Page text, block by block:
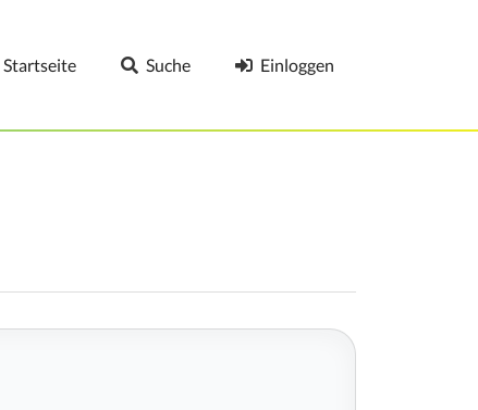
Startseite Suche Einloggen